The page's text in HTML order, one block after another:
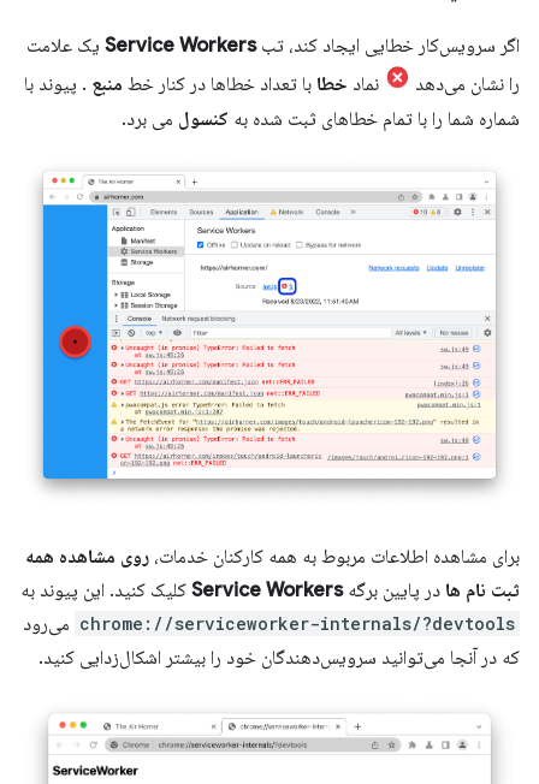
اگر سرویس‌کار خطایی ایجاد کند، تبService Workers یک علامت
را نشان می‌دهد
نماد خطا با تعداد خطاها در کنار خط منبع . پیوند با
شماره شما را با تمام خطاهای ثبت شده به کنسول می برد.
برای مشاهده اطلاعات مربوط به همه کارکنان خدمات، روی مشاهده همه
ثبت نام ها در پایین برگهService Workers کلیک کنید. این پیوند به
chrome://serviceworker-internals/?devtools می‌رود
که در آنجا می‌توانید سرویس‌دهندگان خود را بیشتر اشکال‌زدایی کنید.